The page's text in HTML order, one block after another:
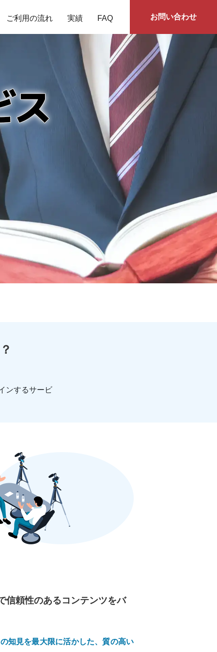
ご利用の流れ 実績 FAQ お問い合わせ
ンするサービ
信頼性のあるコンテンツをバ
知見を最大限に活かした、質の高い